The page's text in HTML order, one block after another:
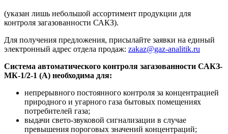
(указан лишь небольшой ассортимент продукции для
контроля загазованности САКЗ).
Для получения предложения, присылайте заявки на единый
электронный адрес отдела продаж: zakaz@gaz-analitik.ru
Система автоматического контроля загазованности САКЗ-
МК-1/2-1 (А) необходима для:
непрерывного постоянного контроля за концентрацией
природного и угарного газа бытовых помещениях
потребителей газа;
выдачи свето-звуковой сигнализации в случае
превышения пороговых значений концентраций;